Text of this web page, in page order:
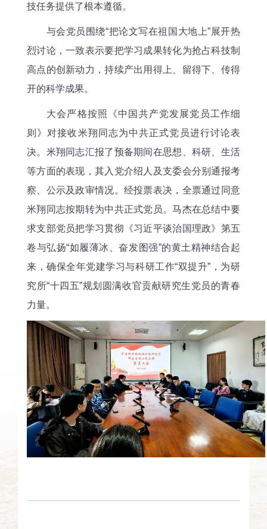
技任务提供了根本遵循。
与会党员围绕“把论文写在祖国大地上”展开热
烈讨论，一致表示要把学习成果转化为抢占科技制
高点的创新动力，持续产出用得上、留得下、传得
开的科学成果。
大会严格按照《中国共产党发展党员工作细
则》对接收米翔同志为中共正式党员进行讨论表
决。米翔同志汇报了预备期间在思想、科研、生活
等方面的表现，其入党介绍人及支委会分别通报考
察、公示及政审情况。经投票表决，全票通过同意
米翔同志按期转为中共正式党员。马杰在总结中要
求支部党员把学习贯彻《习近平谈治国理政》第五
卷与弘扬“如履薄冰、奋发图强”的黄土精神结合起
来，确保全年党建学习与科研工作“双提升”，为研
究所“十四五”规划圆满收官贡献研究生党员的青春
力量。